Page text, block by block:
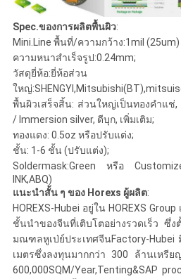
เว็บไซต์
PRIVACY
POLICY
Spec.ของการผลิตพื้นผิว:
Mini.Line พื้นที่/ความกว้าง:1mil (25um)
ความหนาสำเร็จรูป:0.24mm;
วัสดุยี่ห้อ:ยี่ห้อส่วน
ใหญ่
พื้นผิวเสร็จสิ้น: ส่วนใหญ่เป็นทองคำแช่,
/ Immersion silver, ดีบุก, เพิ่มเติม;
ทองแดง: 0.5oz หรือปรับแต่ง;
ชั้น: 1-6 ชั้น (ปรับแต่ง);
Soldermask:Green หรือ
INK,ABQ)
แนะนำสั้น ๆ ของ Horexs ผู้ผลิต:
HOREXS-Hubei อยู่ใน HOREXS
ชั้นนำของจีนที่เติบโตอย่างรวดเร็ว ซึ่ง
มณฑลหูเป่ย์ประเทศจีนFactory-Hubei
เมตรซึ่งลงทุนมากกว่า 300 ล้านเหรี
600,000SQM/Year,Tenting&SAP